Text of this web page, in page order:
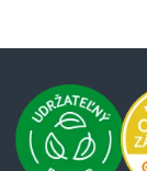
Zaujíma vás,ako
spôsob
objavte rôzne